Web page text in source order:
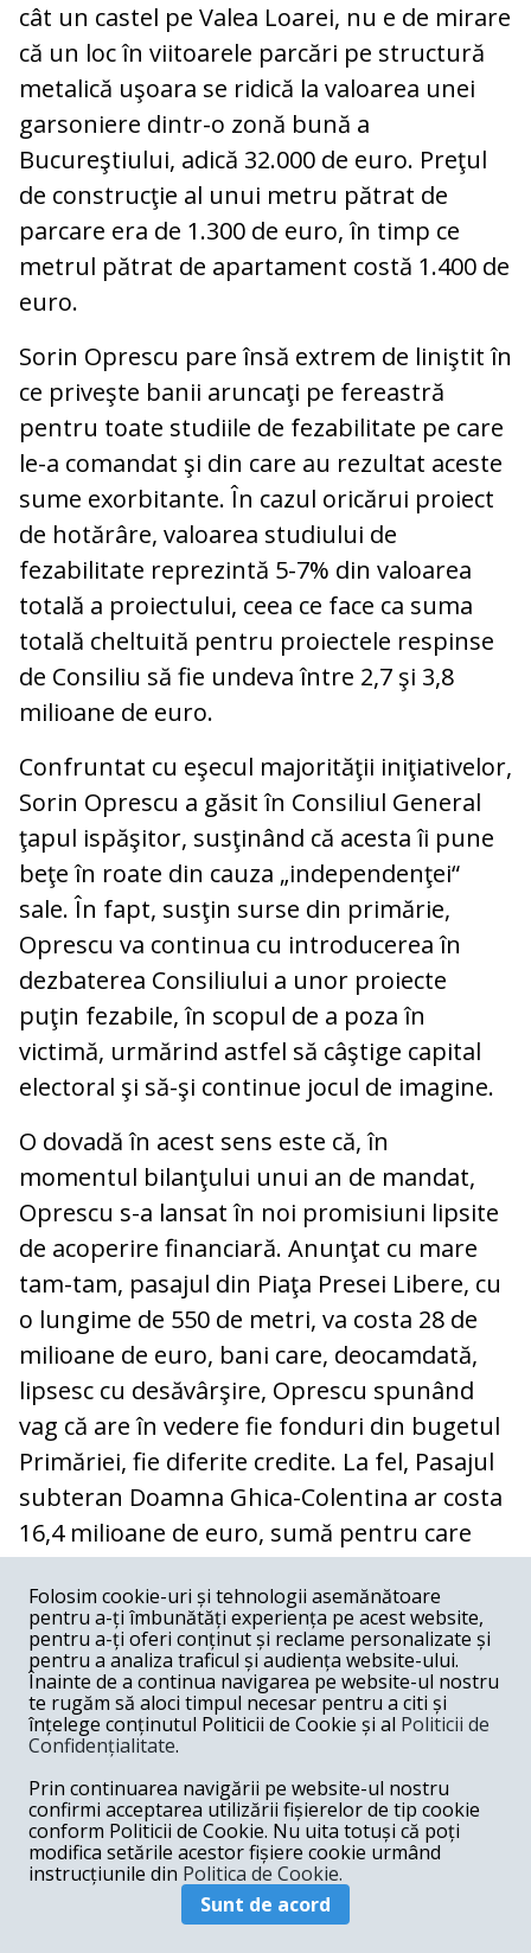
cât un castel pe Valea Loarei, nu e de mirare
că un loc în viitoarele parcări pe structură
metalică uşoara se ridică la valoarea unei
garsoniere dintr-o zonă bună a
Bucureştiului, adică 32.000 de euro. Preţul
de construcţie al unui metru pătrat de
parcare era de 1.300 de euro, în timp ce
metrul pătrat de apartament costă 1.400 de
euro.
Sorin Oprescu pare însă extrem de liniştit în
ce priveşte banii aruncaţi pe fereastră
pentru toate studiile de fezabilitate pe care
le-a comandat şi din care au rezultat aceste
sume exorbitante. În cazul oricărui proiect
de hotărâre, valoarea studiului de
fezabilitate reprezintă 5-7% din valoarea
totală a proiectului, ceea ce face ca suma
totală cheltuită pentru proiectele respinse
de Consiliu să fie undeva între 2,7 şi 3,8
milioane de euro.
Confruntat cu eşecul majorităţii iniţiativelor,
Sorin Oprescu a găsit în Consiliul General
ţapul ispăşitor, susţinând că acesta îi pune
beţe în roate din cauza „independenţei“
sale. În fapt, susţin surse din primărie,
Oprescu va continua cu introducerea în
dezbaterea Consiliului a unor proiecte
puţin fezabile, în scopul de a poza în
victimă, urmărind astfel să câştige capital
electoral şi să-şi continue jocul de imagine.
O dovadă în acest sens este că, în
momentul bilanţului unui an de mandat,
Oprescu s-a lansat în noi promisiuni lipsite
de acoperire financiară. Anunţat cu mare
tam-tam, pasajul din Piaţa Presei Libere, cu
o lungime de 550 de metri, va costa 28 de
milioane de euro, bani care, deocamdată,
lipsesc cu desăvârşire, Oprescu spunând
vag că are în vedere fie fonduri din bugetul
Primăriei, fie diferite credite. La fel, Pasajul
subteran Doamna Ghica-Colentina ar costa
16,4 milioane de euro, sumă pentru care
accesată de la Agenţia de Dezvoltare.
Aceeaşi agenţie este vizată şi pentru cele
două pasaje subterane de pe Şoseaua
Nordului. Până atunci însă,
decongestionarea traficului rămâne în
stadiul de pură fantezie. //
COMENTARII
9
Folosim cookie-uri și tehnologii asemănătoare
pentru a-ți îmbunătăți experiența pe acest website,
pentru a-ți oferi conținut și reclame personalizate și
pentru a analiza traficul și audiența website-ului.
Înainte de a continua navigarea pe website-ul nostru
te rugăm să aloci timpul necesar pentru a citi și
înțelege conținutul Politicii de Cookie și al Politicii de
Confidențialitate.
Prin continuarea navigării pe website-ul nostru
confirmi acceptarea utilizării fișierelor de tip cookie
conform Politicii de Cookie. Nu uita totuși că poți
modifica setările acestor fișiere cookie urmând
instrucțiunile din Politica de Cookie.
Sunt de acord